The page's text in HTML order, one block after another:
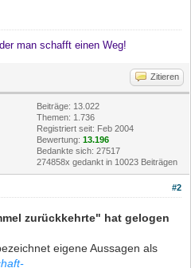
man schafft einen Weg!
Zitieren
Beiträge: 13.022
Themen: 1.736
Registriert seit: Feb 2004
Bewertung: 13.196
Bedankte sich: 27517
274858x gedankt in 10023 Beiträgen
#2
zurückkehrte" hat gelogen
eigene Aussagen als